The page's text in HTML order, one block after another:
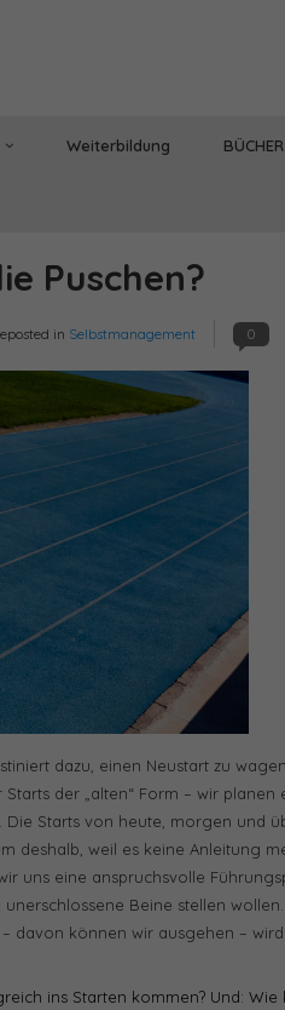
Weiterbildung
Puschen?
in Selbstmanagement 0
dazu, einen Neustart zu
der „alten“ Form – wir
Starts von heute, morgen und
deshalb, weil es keine Anleitung
uns eine anspruchsvolle
Beine stellen wollen.
davon können wir ausgehen –
ins Starten kommen? Und: